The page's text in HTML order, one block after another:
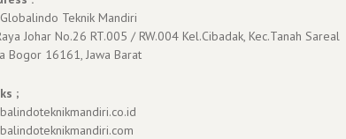
Teknik Mandiri
Johar No.26 RT.005 / RW.004 Kel.Cibadak, Kec.Tanah Sareal
Bogor 16161, Jawa Barat
;